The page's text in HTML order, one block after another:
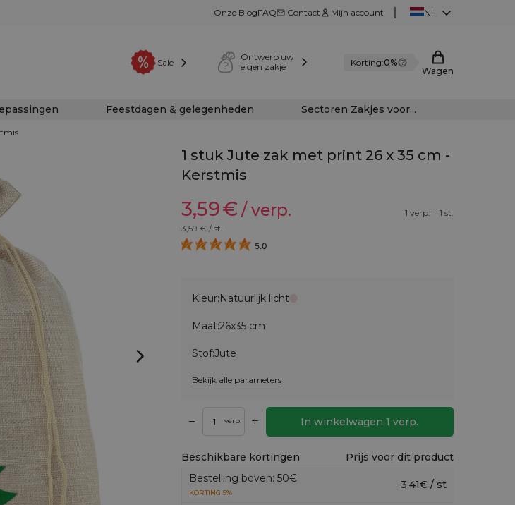
Onze BlogFAQ Contact Mijn account NL
Sale
Ontwerp uw
eigen zakje
Korting:0%
Wagen
Feestdagen & gelegenheden Sectoren Zakjes voor...
1 stuk Jute zak met print 26 x 35 cm -
Kerstmis
3,59€/ verp.
1 verp. = 1 st.
3,59 € / st.
5.0
Kleur:Natuurlijk licht
Maat:26x35 cm
Stof:Jute
Bekijk alle parameters
– verp. + In winkelwagen1 verp.
Beschikbare kortingen
Prijs voor dit product
Bestelling boven: 50€
KORTING 5%
3,41€ / st